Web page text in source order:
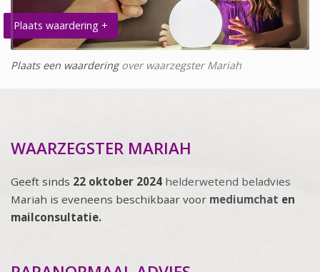
Plaats waardering +
Plaats een waarderingover waarzegster Mariah
WAARZEGSTER MARIAH
Geeft sinds 22 oktober 2024 helderwetend beladvies
Mariah is eveneens beschikbaar voor mediumchat en
mailconsultatie.